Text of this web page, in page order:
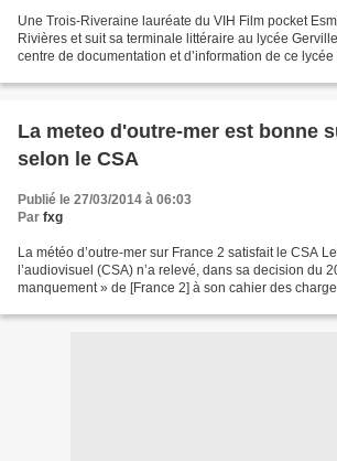
Une Trois-Riveraine lauréate du VIH Film pocket
Rivières et suit sa terminale littéraire au lycée
centre de documentation et d’information de ce
La meteo d'outre-mer est bonne
selon le CSA
Publié le 27/03/2014 à 06:03
Par fxg
La météo d’outre-mer sur France 2 satisfait le CSA
l’audiovisuel (CSA) n’a relevé, dans sa decision du
manquement » de [France 2] à son cahier des